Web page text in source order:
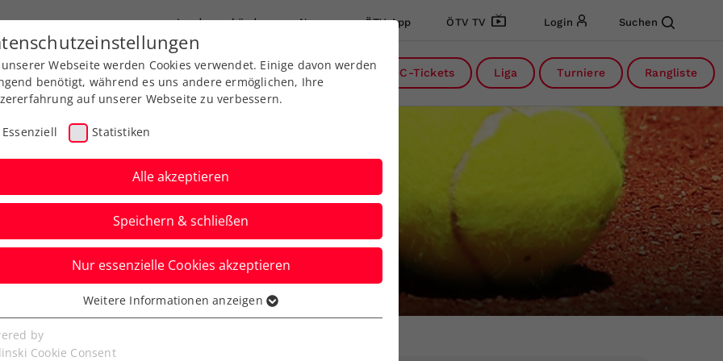
Landesverbände News ÖTV App ÖTV TV Login Suchen
Ausbildung Services Über uns DC-Tickets Liga Turniere Rangliste
Aktuelle News
Webseite werden Cookies verwendet. Einige davon werden
benötigt, während es uns andere ermöglichen, Ihre
auf unserer Webseite zu verbessern.
Essenziell Statistiken
Alle akzeptieren
Speichern & schließen
Nur essenzielle Cookies akzeptieren
Cookies werden für grundlegende Funktionen der
benötigt. Dadurch ist gewährleistet, dass die Webseite
Weitere Informationen anzeigen
by
Cookie Consent